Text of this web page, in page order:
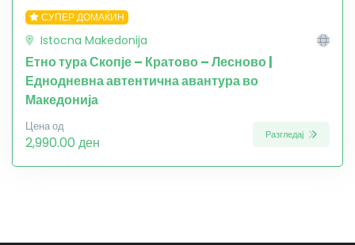
СУПЕР ДОМАЌИН
Istocna Makedonija
Етно тура Скопје – Кратово – Лесново |
Еднодневна автентична авантура во
Македонија
Цена од
2,990.00 ден Разгледај